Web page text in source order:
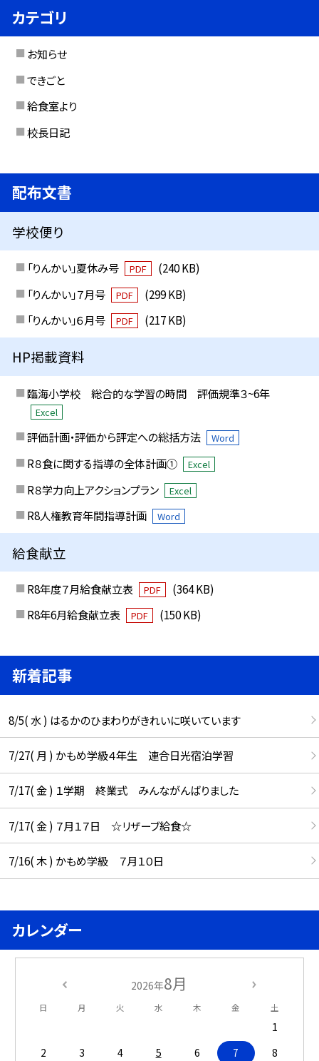
カテゴリ
お知らせ
できごと
給食室より
校長日記
配布文書
学校便り
「りんかい」夏休み号 PDF
(240 KB)
「りんかい」７月号
PDF
(299 KB)
「りんかい」６月号
PDF (217 KB)
HP掲載資料
臨海小学校 総合的な学習の時間 評価規準３~6年
Excel
評価計画・評価から評定への総括方法 Word
R８食に関する指導の全体計画① Excel
R８学力向上アクションプラン Excel
R8人権教育年間指導計画 Word
給食献立
R8年度７月給食献立表 PDF
(364 KB)
R8年6月給食献立表
PDF (150 KB)
新着記事
8/5( 水 ) はるかのひまわりがきれいに咲いています
7/27( 月 ) かもめ学級４年生 連合日光宿泊学習
7/17( 金 ) １学期 終業式 みんながんばりました
7/17( 金 ) ７月１７日 ☆リザーブ給食☆
7/16( 木 ) かもめ学級 ７月１０日
カレンダー
2026年8月
日 月 火 水 木 金 土
1
2
3 4 5 6 7
8